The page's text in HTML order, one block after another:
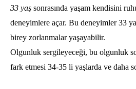
33 yaş sonrasında yaşam kendisini
deneyimlere açar. Bu deneyimler 33
birey zorlanmalar yaşayabilir.
Olgunluk sergileyeceği, bu olgunluk
fark etmesi 34-35 li yaşlarda ve daha